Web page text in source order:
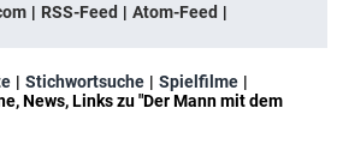
RSS-Feed
Atom-Feed
Stichwortsuche
Spielfilme
News, Links zu "Der Mann mit dem